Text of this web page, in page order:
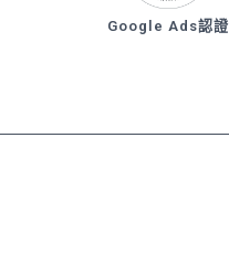
Google Ads認證